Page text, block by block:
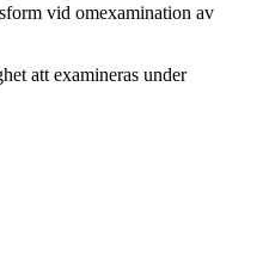
vid omexamination av
att examineras under